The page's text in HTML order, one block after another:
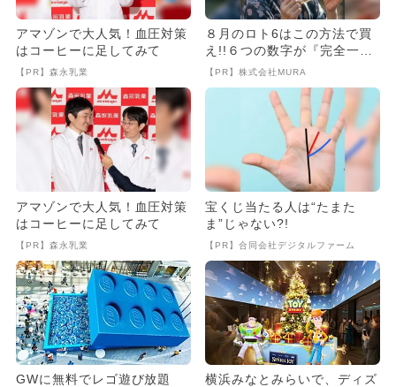
アマゾンで大人気！血圧対策
はコーヒーに足してみて
【PR】森永乳業
８月のロト6はこの方法で買
え!!６つの数字が『完全一
致』する方法
【PR】株式会社MURA
アマゾンで大人気！血圧対策
はコーヒーに足してみて
【PR】森永乳業
宝くじ当たる人は“たまた
ま”じゃない?!
【PR】合同会社デジタルファーム
GWに無料でレゴ遊び放題
横浜みなとみらいで、ディズ